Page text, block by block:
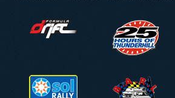
FDLOGO.PNG
SOLRALLY.PNG BARL_LOGO.PNG